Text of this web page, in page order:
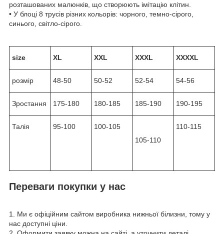
розташованих малюнків, що створюють імітацію клітин.
• У блоці 8 трусів різних кольорів: чорного, темно-сірого,
синього, світло-сірого.
size XL XXL XXXL XXXXL
розмір 48-50 50-52 52-54 54-56
Зростання 175-180 180-185 185-190 190-195
Талія 95-100
100-105
105-110
110-115
Переваги покупки у нас
1. Ми є офіційним сайтом виробника нижньої білизни, тому у
нас доступні ціни.